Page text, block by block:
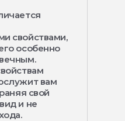
свойствами,
особенно
вам
свой
и не